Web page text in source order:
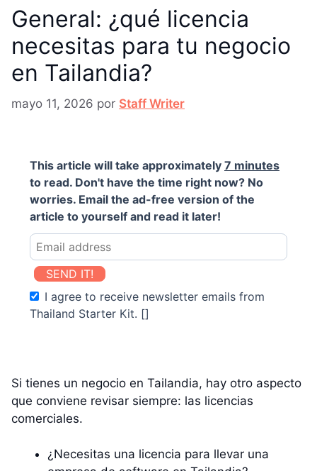
General: ¿qué licencia
necesitas para tu negocio
en Tailandia?
mayo 11, 2026 por Staff Writer
This article will take approximately 7 minutes
to read. Don't have the time right now? No
worries. Email the ad-free version of the
article to yourself and read it later!
SEND IT!
I agree to receive newsletter emails from
Thailand Starter Kit. []
Si tienes un negocio en Tailandia, hay otro aspecto
que conviene revisar siempre: las licencias
comerciales.
¿Necesitas una licencia para llevar una